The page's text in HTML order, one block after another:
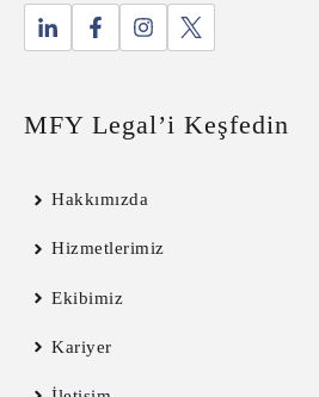
MFY Legal’i Keşfedin
Hakkımızda
Hizmetlerimiz
Ekibimiz
Kariyer